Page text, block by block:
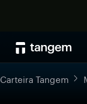
Carteira Tangem